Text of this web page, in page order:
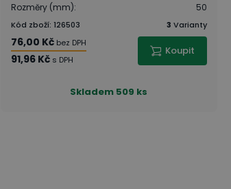
Rozměry (mm): 50
Kód zboží: 126503 3 Varianty
76,00 Kč bez DPH
91,96 Kč s DPH
Koupit
Skladem 509 ks